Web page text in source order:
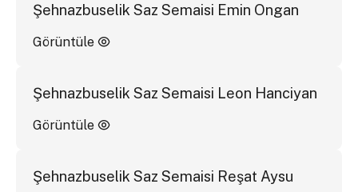
Şehnazbuselik Saz Semaisi Emin Ongan
Görüntüle
Şehnazbuselik Saz Semaisi Leon Hanciyan
Görüntüle
Şehnazbuselik Saz Semaisi Reşat Aysu